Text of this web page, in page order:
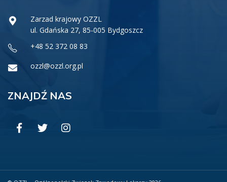
Zarzad krajowy OZZL
ul. Gdańska 27, 85-005 Bydgoszcz
+48 52 372 08 83
ozzl@ozzl.org.pl
ZNAJDŹ NAS